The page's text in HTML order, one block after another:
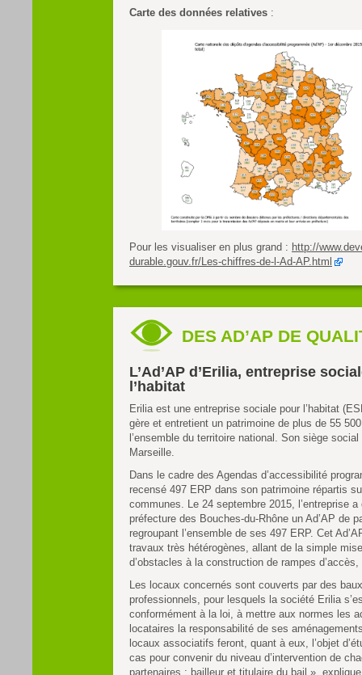
Carte des données relatives :
Pour les visualiser en plus grand : http://
durable.gouv.fr/Les-chiffres-de-l-Ad-AP.html
DES AD’AP DE
L’Ad’AP d’Erilia, entreprise
l’habitat
Erilia est une entreprise sociale pour l’habitat
gère et entretient un patrimoine de plus de 55
l’ensemble du territoire national. Son siège
Marseille.
Dans le cadre des Agendas d’accessibilité
recensé 497 ERP dans son patrimoine répartis
communes. Le 24 septembre 2015, l’entreprise a
préfecture des Bouches-du-Rhône un Ad’AP de
regroupant l’ensemble de ses 497 ERP. Cet
travaux très hétérogènes, allant de la simple
d’obstacles à la construction de rampes
Les locaux concernés sont couverts par des
professionnels, pour lesquels la société Erilia
conformément à la loi, à mettre aux normes les
locataires la responsabilité de ses
locaux associatifs feront, quant à eux, l’objet
cas pour convenir du niveau d’intervention de
partenaires : bailleur et titulaire du bail »,